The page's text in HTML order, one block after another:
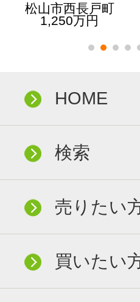
松山市西長戸町
1,250万円
HOME
検索
売りたい
買いたい